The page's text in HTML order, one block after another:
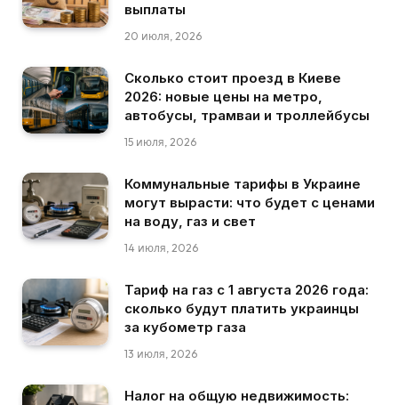
выплаты
20 июля, 2026
Сколько стоит проезд в Киеве
2026: новые цены на метро,
автобусы, трамваи и троллейбусы
15 июля, 2026
Коммунальные тарифы в Украине
могут вырасти: что будет с ценами
на воду, газ и свет
14 июля, 2026
Тариф на газ с 1 августа 2026 года:
сколько будут платить украинцы
за кубометр газа
13 июля, 2026
Налог на общую недвижимость: